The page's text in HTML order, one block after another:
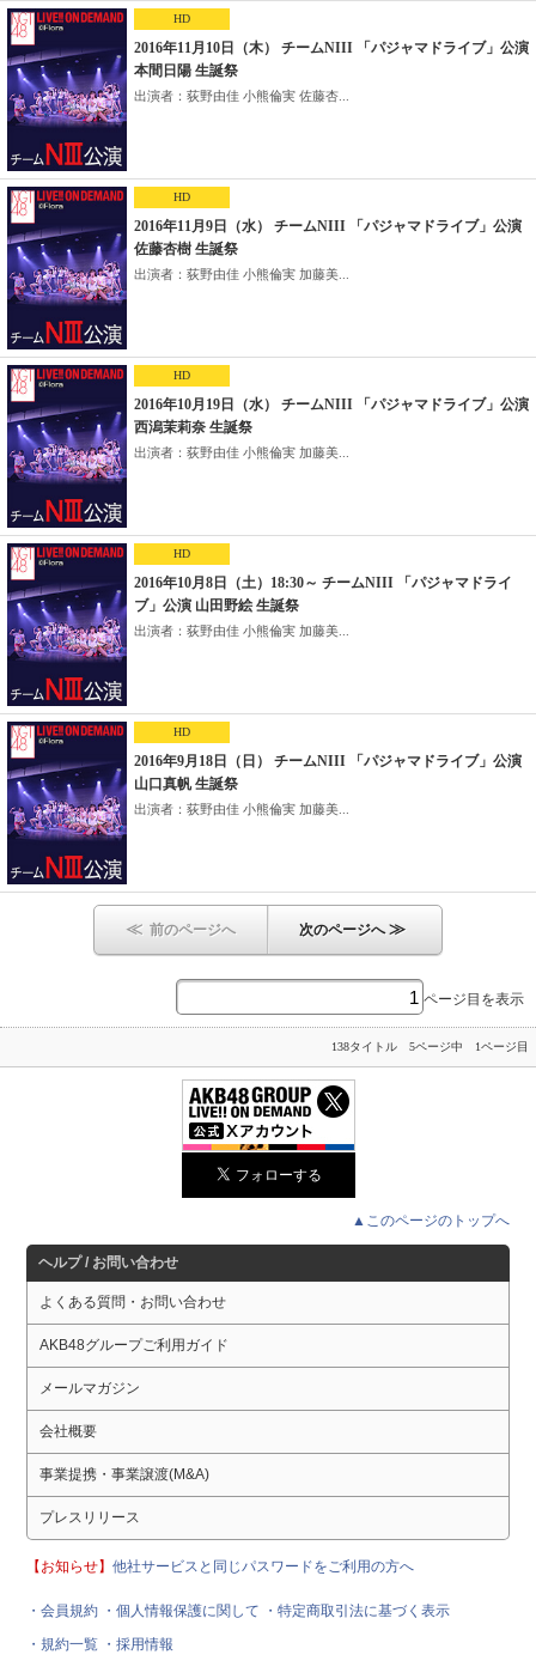
HD
2016年11月10日（木） チームNIII 「パジャマドライブ」公演
本間日陽 生誕祭
出演者：荻野由佳 小熊倫実 佐藤杏...
HD
2016年11月9日（水） チームNIII 「パジャマドライブ」公演
佐藤杏樹 生誕祭
出演者：荻野由佳 小熊倫実 加藤美...
HD
2016年10月19日（水） チームNIII 「パジャマドライブ」公演
西潟茉莉奈 生誕祭
出演者：荻野由佳 小熊倫実 加藤美...
HD
2016年10月8日（土）18:30～ チームNIII 「パジャマドライ
ブ」公演 山田野絵 生誕祭
出演者：荻野由佳 小熊倫実 加藤美...
HD
2016年9月18日（日） チームNIII 「パジャマドライブ」公演
山口真帆 生誕祭
出演者：荻野由佳 小熊倫実 加藤美...
≪ 前のページへ 次のページへ≫
ページ目を表示
138タイトル 5ページ中 1ページ目
▲このページのトップへ
ヘルプ / お問い合わせ
よくある質問・お問い合わせ
AKB48グループご利用ガイド
メールマガジン
会社概要
事業提携・事業譲渡(M&A)
プレスリリース
【お知らせ】他社サービスと同じパスワードをご利用の方へ
・会員規約 ・個人情報保護に関して
・特定商取引法に基づく表示
・規約一覧 ・採用情報